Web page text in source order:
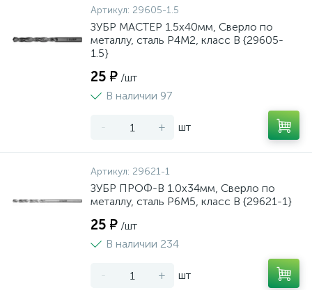
Артикул: 29605-1.5
ЗУБР МАСТЕР 1.5х40мм, Сверло по
металлу, сталь Р4М2, класс В {29605-
1.5}
25 ₽ /шт
В наличии 97
- + шт
Артикул: 29621-1
ЗУБР ПРОФ-В 1.0х34мм, Сверло по
металлу, сталь Р6М5, класс В {29621-1}
25 ₽ /шт
В наличии 234
- + шт